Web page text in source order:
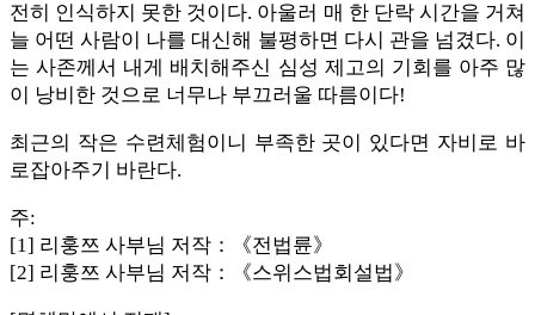
전히 인식하지 못한 것이다. 아울러 매 한 단락 시간을 거쳐
늘 어떤 사람이 나를 대신해 불평하면 다시 관을 넘겼다. 이
는 사존께서 내게 배치해주신 심성 제고의 기회를 아주 많
이 낭비한 것으로 너무나 부끄러울 따름이다!
최근의 작은 수련체험이니 부족한 곳이 있다면 자비로 바
로잡아주기 바란다.
주:
[1] 리훙쯔 사부님 저작：《전법륜》
[2] 리훙쯔 사부님 저작：《스위스법회설법》​